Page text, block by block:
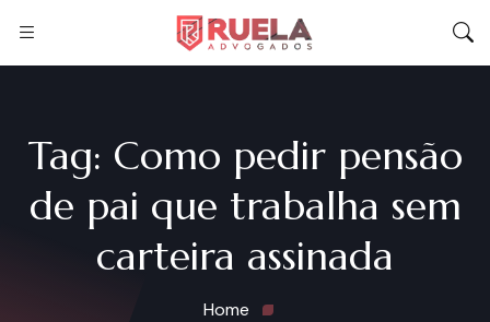
Tag: Como pedir pensão
de pai que trabalha sem
carteira assinada
Home